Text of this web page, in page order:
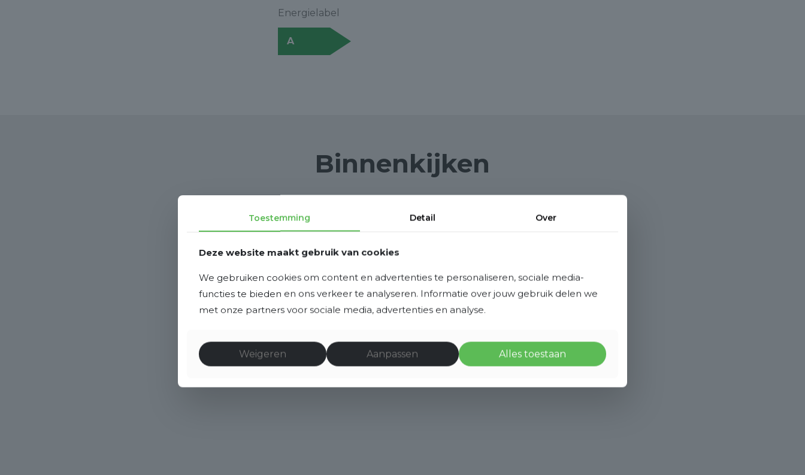
Energielabel
A
Binnenkijken
Toestemming Detail Over
Deze website maakt gebruik van cookies
We gebruiken cookies om content en advertenties te personaliseren, sociale media-
functies te bieden en ons verkeer te analyseren. Informatie over jouw gebruik delen we
met onze partners voor sociale media, advertenties en analyse.
Weigeren Aanpassen Alles toestaan